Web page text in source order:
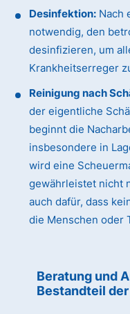
Desinfektion: Nach
notwendig, den
desinfizieren, um
Krankheitserreger
Reinigung nach
der eigentliche
beginnt die
insbesondere in
wird eine
gewährleistet nicht
auch dafür, dass
die Menschen oder
Beratung und
Bestandteil